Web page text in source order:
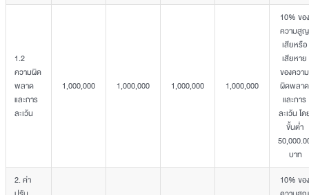
1.2
ความผิด
พลาด
และการ
ละเว้น
1,000,000 1,000,000 1,000,000 1,000,000
10% ของ
ความสูญ
เสียหรือ
เสียหาย
ของความ
ผิดพลาด
และการ
ละเว้น โ
ขั้นต่ำ
บาท
2. ค่า
10% ของ